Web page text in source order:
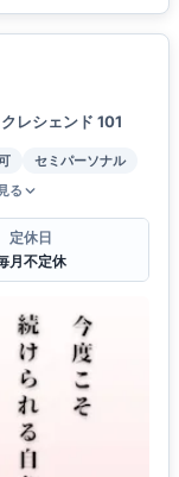
レシェンド 101
セミパーソナル
る
定休日
月不定休